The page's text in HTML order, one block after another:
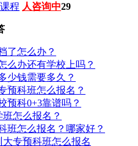
程 人咨询中29
了怎么办？
么办还有学校上吗？
少钱需要多久？
预科班怎么报名？
预科0+3靠谱吗？
怎么报名？
班怎么报名？哪家好？
专预科班怎么报名